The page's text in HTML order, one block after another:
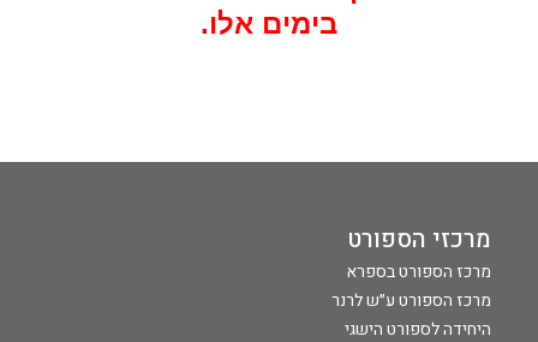
בימים אלו.
מרכזי הספורט
מרכז הספורט בספרא
מרכז הספורט ע״ש לרנר
היחידה לספורט הישגי